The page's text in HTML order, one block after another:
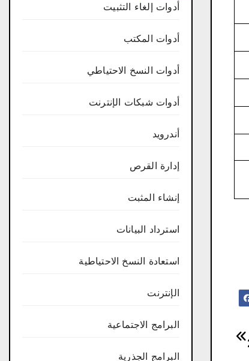
أدوات إلغاء التثبيت
أدوات المكتب
أدوات النسخ الاحتياطي
أدوات شبكات الإنترنت
أندرويد
إدارة القرص
إنشاء المثبت
استرداد البيانات
استعادة النسخ الاحتياطية
الإنترنت
البرامج الاجتماعية
البرامج الجذرية